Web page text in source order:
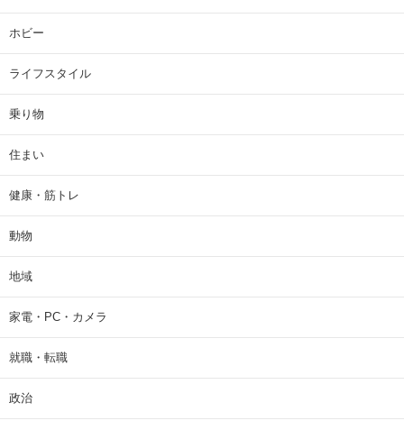
ホビー
ライフスタイル
乗り物
住まい
健康・筋トレ
動物
地域
家電・PC・カメラ
就職・転職
政治